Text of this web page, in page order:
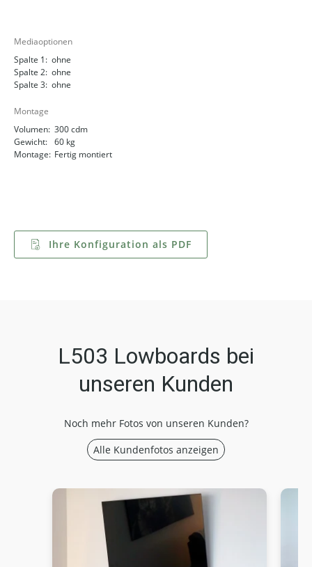
Mediaoptionen
Spalte 1: ohne
Spalte 2: ohne
Spalte 3: ohne
Montage
Volumen: 300 cdm
Gewicht: 60 kg
Montage: Fertig montiert
Ihre Konfiguration als PDF
L503 Lowboards bei
unseren Kunden
Noch mehr Fotos von unseren Kunden?
Alle Kundenfotos anzeigen